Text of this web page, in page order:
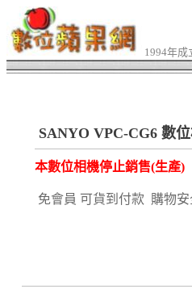
1994年成
SANYO VPC-CG6 數
本數位相機停止銷售(生產)
免會員 可貨到付款 購物